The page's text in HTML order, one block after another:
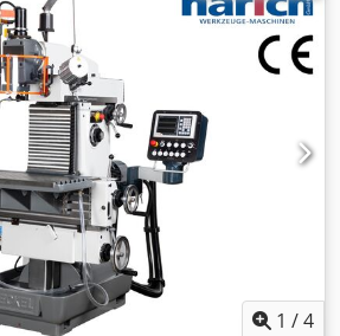
freeskop SK 40 - Centrale
Dcodpfex A T Evjx Ac Eok -
- Bedieningshandleiding CE- en
- Nieuwe machine-electra met
bewaakte beschermkap op
met
- Aandrijfmotor met remfunctie -
noodstop, vrijgave-, start- en
voor voedingsregeling -
voor machine en schakelkast - CE-
1 /4